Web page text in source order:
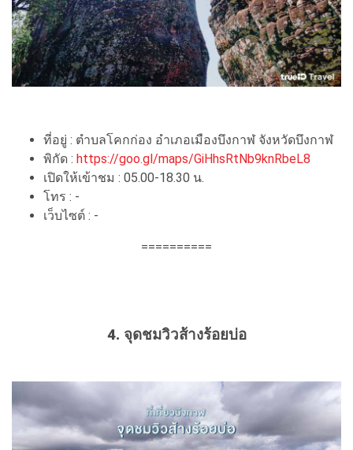
ที่อยู่ : ตำบลโคกก่อง อำเภอเมืองบึงกาฬ จังหวัดบึงกาฬ
พิกัด : https://goo.gl/maps/GiHhsRtNb9knRbeL8
เปิดให้เข้าชม : 05.00-18.30 น.
โทร : -
เว็บไซต์ : -
==========
4. จุดชมวิวส้างร้อยบ่อ